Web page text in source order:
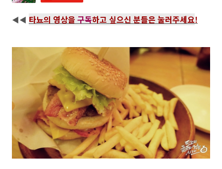
◀◀ 타뇨의 영상을 구독하고 싶으신 분들은 눌러주세요!